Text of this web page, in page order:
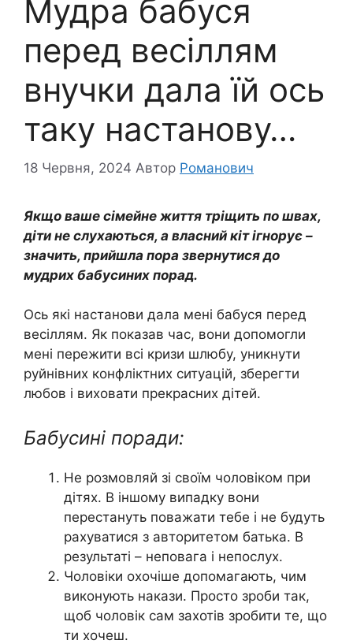
Мудра бабуся
перед весіллям
внучки дала їй ось
таку настанову…
18 Червня, 2024 Автор Романович
Якщо ваше сімейне життя тріщить по швах,
діти не слухаються, а власний кіт ігнорує –
значить, прийшла пора звернутися до
мудрих бабусиних порад.
Ось які настанови дала мені бабуся перед
весіллям. Як показав час, вони допомогли
мені пережити всі кризи шлюбу, уникнути
руйнівних конфліктних ситуацій, зберегти
любов і виховати прекрасних дітей.
Бабусині поради:
Не розмовляй зі своїм чоловіком при
дітях. В іншому випадку вони
перестануть поважати тебе і не будуть
рахуватися з авторитетом батька. В
результаті – неповага і непослух.
Чоловіки охочіше допомагають, чим
виконують накази. Просто зроби так,
щоб чоловік сам захотів зробити те, що
ти хочеш.